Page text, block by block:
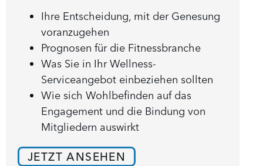
Ihre Entscheidung, mit der Genesung
voranzugehen
Prognosen für die Fitnessbranche
Was Sie in Ihr Wellness-
Serviceangebot einbeziehen sollten
Wie sich Wohlbefinden auf das
Engagement und die Bindung von
Mitgliedern auswirkt
JETZT ANSEHEN